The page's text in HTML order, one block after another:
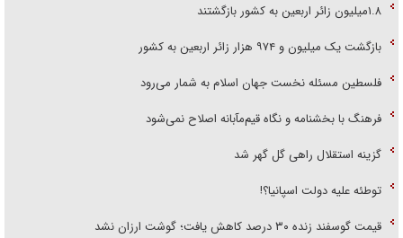
۱.۸میلیون زائر اربعین به کشور بازگشتند
بازگشت یک میلیون و ۹۷۴ هزار زائر اربعین به کشور
فلسطین مسئله نخست جهان اسلام به شمار می‌رود
فرهنگ با بخشنامه و نگاه قیم‌مآبانه اصلاح نمی‌شود
گزینه استقلال راهی گل گهر شد
توطئه علیه دولت اسپانیا؟!
قیمت گوسفند زنده ۳۰ درصد کاهش یافت؛ گوشت ارزان نشد